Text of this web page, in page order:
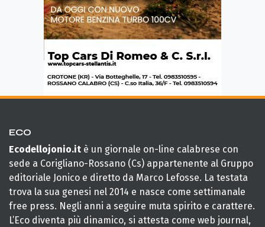
ECO
Ecodellojonio.it è un giornale on-line calabrese con
sede a Corigliano-Rossano (Cs) appartenente al Gruppo
editoriale Jonico e diretto da Marco Lefosse. La testata
trova la sua genesi nel 2014 e nasce come settimanale
free press. Negli anni a seguire muta spirito e carattere.
L’Eco diventa più dinamico, si attesta come web journal,